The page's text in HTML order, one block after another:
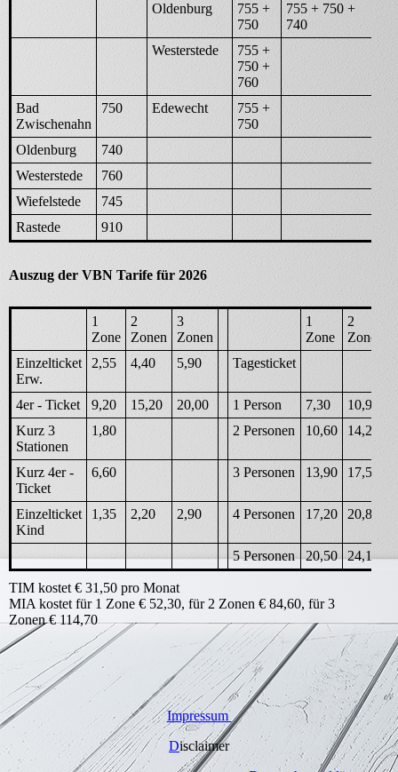
Oldenburg
755 +
750
755 + 750 +
740
Westerstede
755 +
750 +
760
Bad
Zwischenahn
750 Edewecht
755 +
750
Oldenburg
740
Westerstede
760
Wiefelstede
745
Rastede
910
Auszug der VBN Tarife für 2026
1
Zone
2
Zonen
3
Zonen
1
Zone
2
Zonen
Einzelticket
Erw.
2,55 4,40 5,90 Tagesticket
4er - Ticket 9,20 15,20 20,00 1 Person 7,30 10,90
Kurz 3
Stationen
1,80 2 Personen 10,60 14,20
Kurz 4er -
Ticket
6,60 3 Personen 13,90 17,50
Einzelticket
Kind
1,35 2,20 2,90 4 Personen 17,20 20,80
5 Personen 20,50 24,10
TIM kostet € 31,50 pro Monat
MIA kostet für 1 Zone € 52,30, für 2 Zonen € 84,60, für 3
Zonen € 114,70
Impressum
Disclaimer